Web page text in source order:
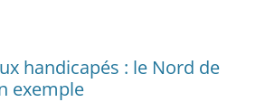
handicapés : le Nord de
exemple